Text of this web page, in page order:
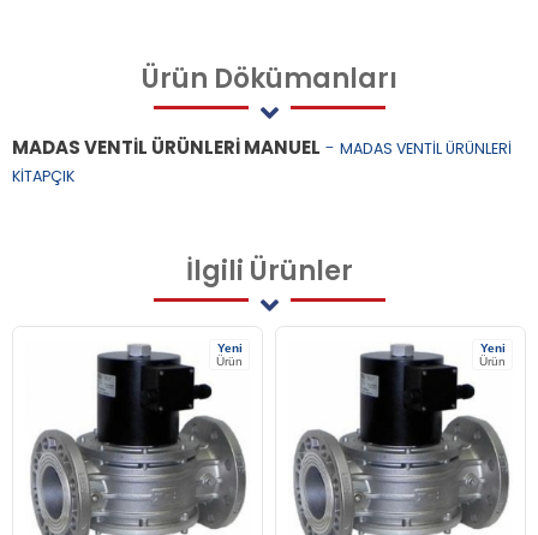
Ürün Dökümanları
MADAS VENTİL ÜRÜNLERİ MANUEL - MADAS VENTİL ÜRÜNLERİ
KİTAPÇIK
İlgili Ürünler
Ürün
Ürün